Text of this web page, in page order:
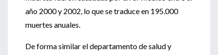
año 2000 y 2002, lo que se traduce en 195.000
muertes anuales.
De forma similar el departamento de salud y